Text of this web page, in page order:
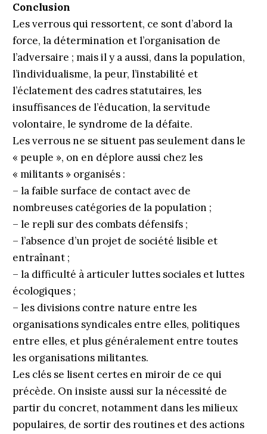
Conclusion
Les verrous qui ressortent, ce sont d’abord la
force, la détermination et l’organisation de
l’adversaire ; mais il y a aussi, dans la population,
l’individualisme, la peur, l’instabilité et
l’éclatement des cadres statutaires, les
insuffisances de l’éducation, la servitude
volontaire, le syndrome de la défaite.
Les verrous ne se situent pas seulement dans le
« peuple », on en déplore aussi chez les
« militants » organisés :
– la faible surface de contact avec de
nombreuses catégories de la population ;
– le repli sur des combats défensifs ;
– l’absence d’un projet de société lisible et
entraînant ;
– la difficulté à articuler luttes sociales et luttes
écologiques ;
– les divisions contre nature entre les
organisations syndicales entre elles, politiques
entre elles, et plus généralement entre toutes
les organisations militantes.
Les clés se lisent certes en miroir de ce qui
précède. On insiste aussi sur la nécessité de
partir du concret, notamment dans les milieux
populaires, de sortir des routines et des actions